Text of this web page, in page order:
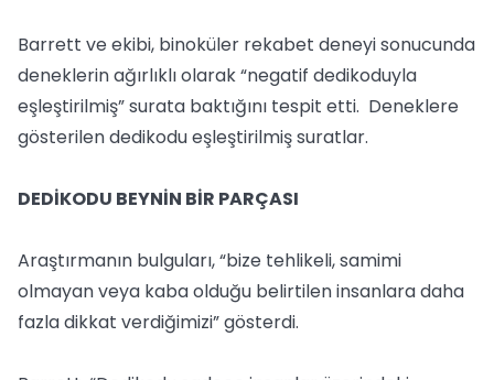
Barrett ve ekibi, binoküler rekabet deneyi sonucunda
deneklerin ağırlıklı olarak “negatif dedikoduyla
eşleştirilmiş” surata baktığını tespit etti. Deneklere
gösterilen dedikodu eşleştirilmiş suratlar.
DEDİKODU BEYNİN BİR PARÇASI
Araştırmanın bulguları, “bize tehlikeli, samimi
olmayan veya kaba olduğu belirtilen insanlara daha
fazla dikkat verdiğimizi” gösterdi.